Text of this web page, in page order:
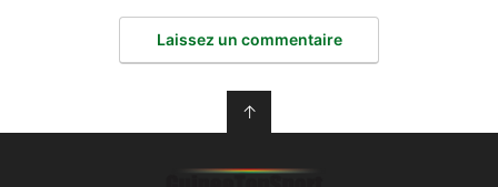
Laissez un commentaire
↑